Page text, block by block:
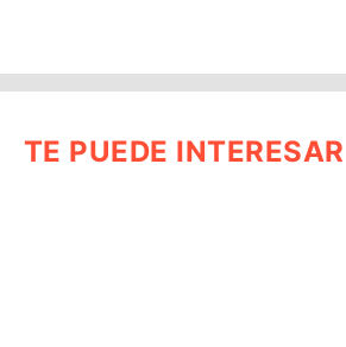
TE PUEDE INTERESAR